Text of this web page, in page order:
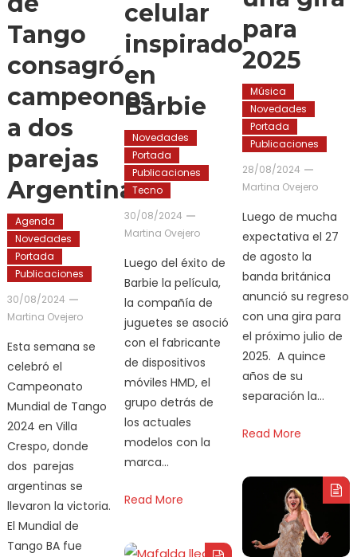
Tango
consagró
campeones
a dos
parejas
Argentinas
Agenda
Novedades
Portada
Publicaciones
30/08/2024
Martina Ovejero
Esta semana se
celebró el
Campeonato
Mundial de Tango
2024 en Villa
Crespo, donde
dos parejas
argentinas se
llevaron la victoria.
El Mundial de
Tango BA fue
celular
inspirado
en
Barbie
Novedades
Portada
Publicaciones
Tecno
30/08/2024
Martina Ovejero
Luego del éxito de
Barbie la película,
la compañía de
juguetes se asoció
con el fabricante
de dispositivos
móviles HMD, el
grupo detrás de
los actuales
modelos con la
marca…
Read More
para
2025
Música
Novedades
Portada
Publicaciones
28/08/2024
Martina Ovejero
Luego de mucha
expectativa el 27
de agosto la
banda británica
anunció su regreso
con una gira para
el próximo julio de
2025. A quince
años de su
separación la…
Read More